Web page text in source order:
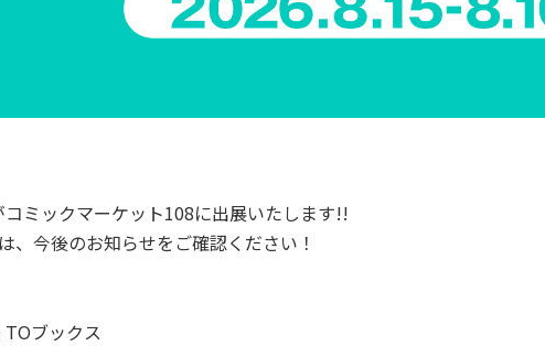
ミックマーケット108に出展いたします!!
、今後のお知らせをご確認ください！
TOブックス